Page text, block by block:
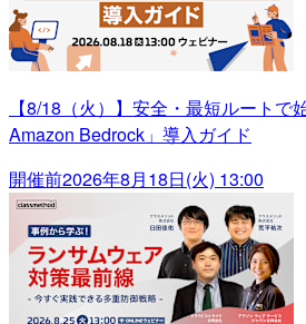
【8/18（火）】安全・最短ルートで
Amazon Bedrock」導入ガイド
開催前2026年8月18日(火) 13:00